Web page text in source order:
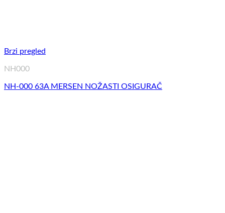
Brzi pregled
NH000
NH-000 63A MERSEN NOŽASTI OSIGURAČ